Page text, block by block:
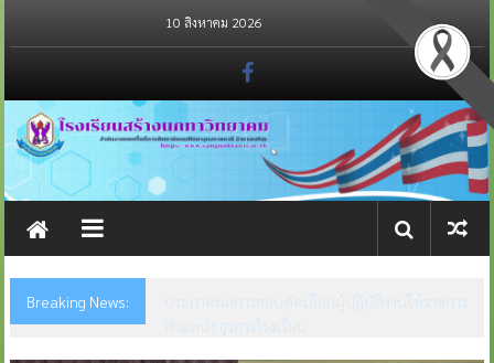
10 สิงหาคม 2026
Breaking News: